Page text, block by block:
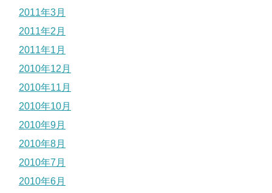
2011年3月
2011年2月
2011年1月
2010年12月
2010年11月
2010年10月
2010年9月
2010年8月
2010年7月
2010年6月